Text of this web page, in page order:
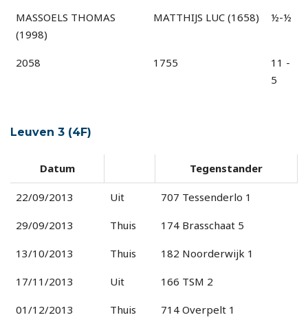
2058 1755
11 -
5
MASSOELS THOMAS
(1998)
MATTHIJS LUC (1658) ½-½
Leuven 3 (4F)
Datum Tegenstander
22/09/2013 Uit 707 Tessenderlo 1
29/09/2013 Thuis 174 Brasschaat 5
13/10/2013 Thuis 182 Noorderwijk 1
17/11/2013 Uit 166 TSM 2
01/12/2013 Thuis 714 Overpelt 1